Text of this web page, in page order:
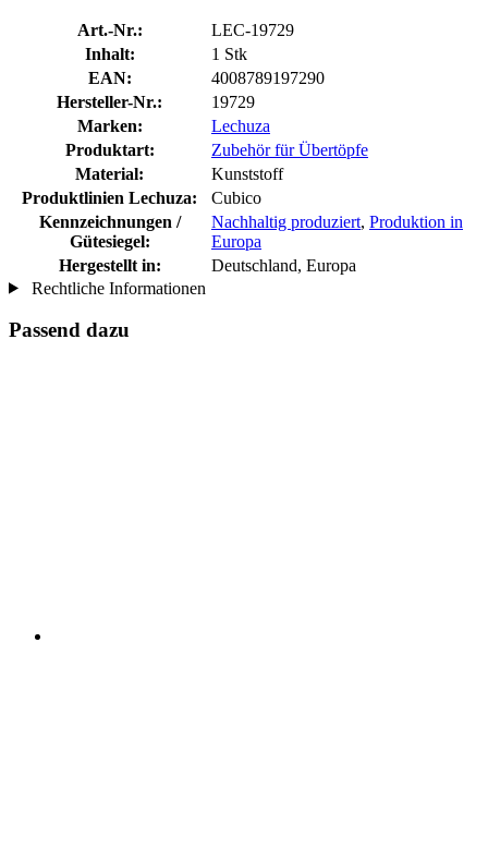
Art.-Nr.:
LEC-19729
Inhalt:
1 Stk
EAN:
4008789197290
Hersteller-Nr.:
19729
Marken:
Lechuza
Produktart:
Zubehör für Übertöpfe
Material:
Kunststoff
Produktlinien Lechuza:
Cubico
Kennzeichnungen /
Gütesiegel:
Nachhaltig produziert, Produktion in
Europa
Hergestellt in:
Deutschland, Europa
Rechtliche Informationen
Passend dazu